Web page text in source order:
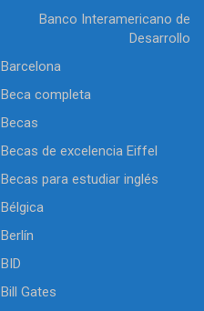
Banco Interamericano de
Desarrollo
Barcelona
Beca completa
Becas
Becas de excelencia Eiffel
Becas para estudiar inglés
Bélgica
Berlín
BID
Bill Gates